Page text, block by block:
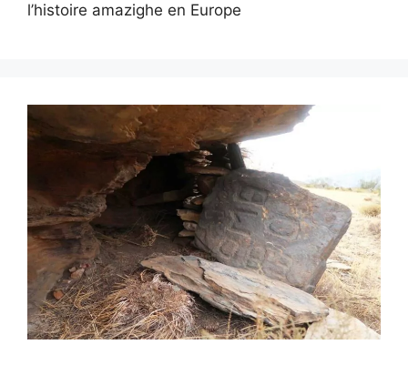
l’histoire amazighe en Europe